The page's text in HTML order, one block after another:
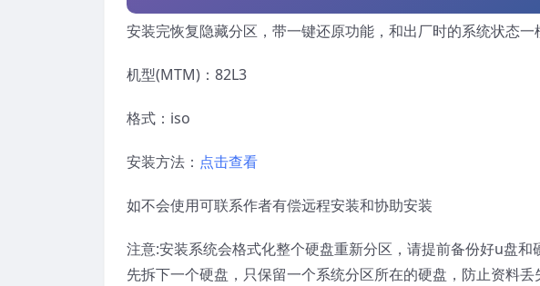
安装完恢复隐藏分区，带一键还原功能，和出厂时的系统状态一
机型(MTM)：82L3
格式：iso
安装方法： 点击查看
如不会使用可联系作者有偿远程安装和协助安装
注意:安装系统会格式化整个硬盘重新分区，请提前备份好u盘
先拆下一个硬盘，只保留一个系统分区所在的硬盘，防止资料